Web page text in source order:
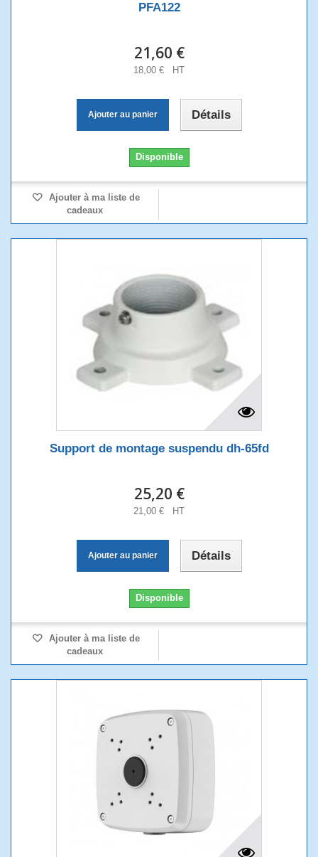
PFA122
21,60 €
18,00 € HT
Ajouter au panier Détails
Disponible
Ajouter à ma liste de
cadeaux
Support de montage suspendu dh-65fd
25,20 €
21,00 € HT
Ajouter au panier Détails
Disponible
Ajouter à ma liste de
cadeaux